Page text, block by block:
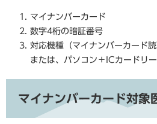
マイナンバーカード
数字4桁の暗証番号
対応機種（マイナンバーカード
または、パソコン＋ICカードリー
マイナンバーカード対象